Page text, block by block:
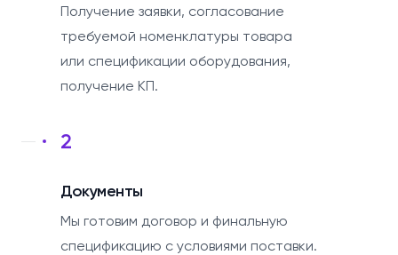
Получение заявки, согласование
требуемой номенклатуры товара
или спецификации оборудования,
получение КП.
2
Документы
Мы готовим договор и финальную
спецификацию с условиями поставки.